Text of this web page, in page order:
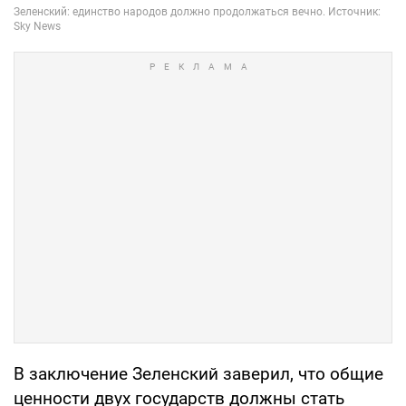
В заключение Зеленский заверил, что общие
ценности двух государств должны стать